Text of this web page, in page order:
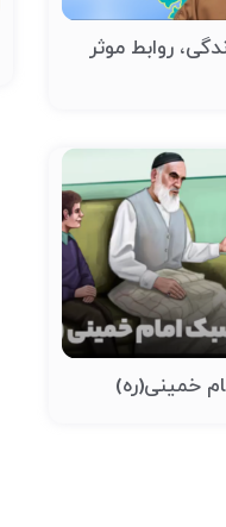
روابط موثر
خمینی(ره)